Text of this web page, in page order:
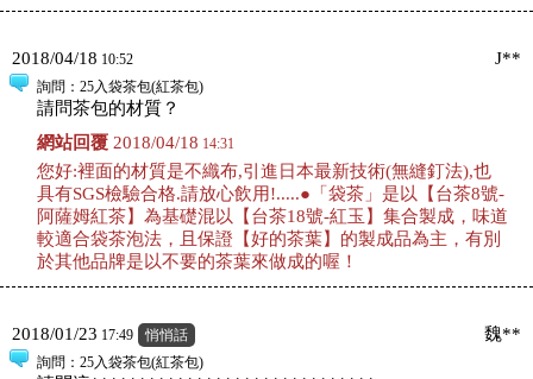
2018/04/18 10:52 J**
詢問 ：25入袋茶包(紅茶包)
請問茶包的材質？
網站回覆2018/04/18 14:31
您好:裡面的材質是不織布,引進日本最新技術(無縫釘法),也
具有SGS檢驗合格.請放心飲用!.....●「袋茶」是以【台茶8號-
阿薩姆紅茶】為基礎混以【台茶18號-紅玉】集合製成，味道
較適合袋茶泡法，且保證【好的茶葉】的製成品為主，有別
於其他品牌是以不要的茶葉來做成的喔！
2018/01/23 17:49 悄悄話 魏**
詢問 ：25入袋茶包(紅茶包)